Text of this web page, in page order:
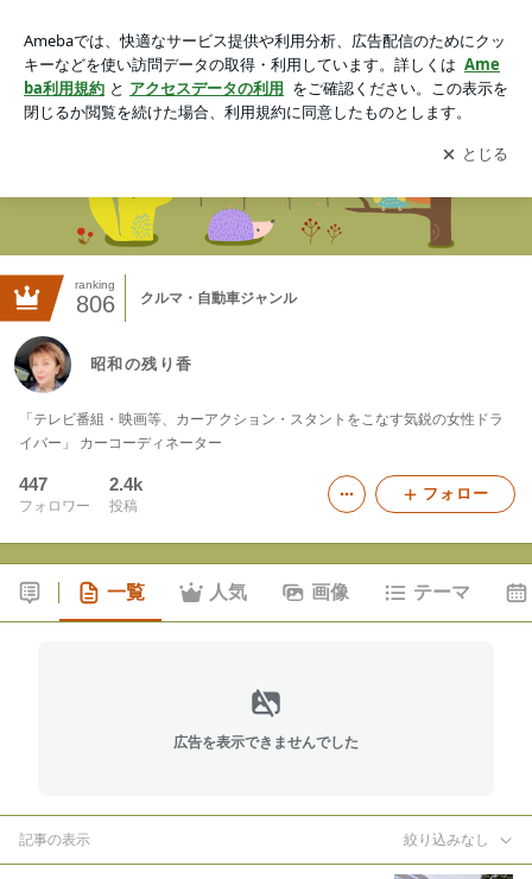
アプリをダウンロードして ブログの更新通知
を受け取りまし
ょう。
開く
ranking
806 クルマ・自動車ジャンル
昭和の残り香
「テレビ番組・映画等、カーアクション・スタントをこなす気鋭の女性ドラ
イバー」 カーコーディネーター
447
フォロワー
2.4k
投稿
フォロー
一覧 人気 画像 テーマ
広告を表示できませんでした
記事の表示 絞り込みなし